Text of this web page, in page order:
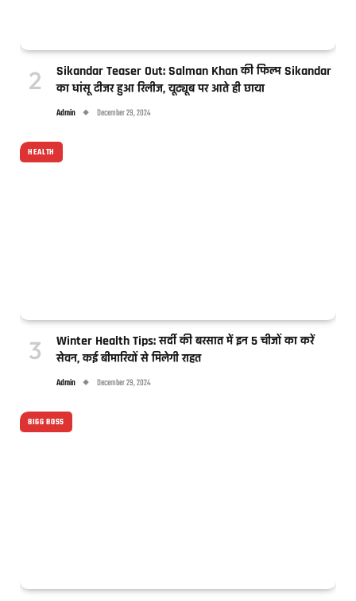
Sikandar Teaser Out: Salman Khan की फिल्म Sikandar
का धांसू टीजर हुआ रिलीज, यूट्यूब पर आते ही छाया
Admin December 29, 2024
HEALTH
Winter Health Tips: सर्दी की बरसात में इन 5 चीजों का करें
सेवन, कई बीमारियों से मिलेगी राहत
Admin December 29, 2024
BIGG BOSS